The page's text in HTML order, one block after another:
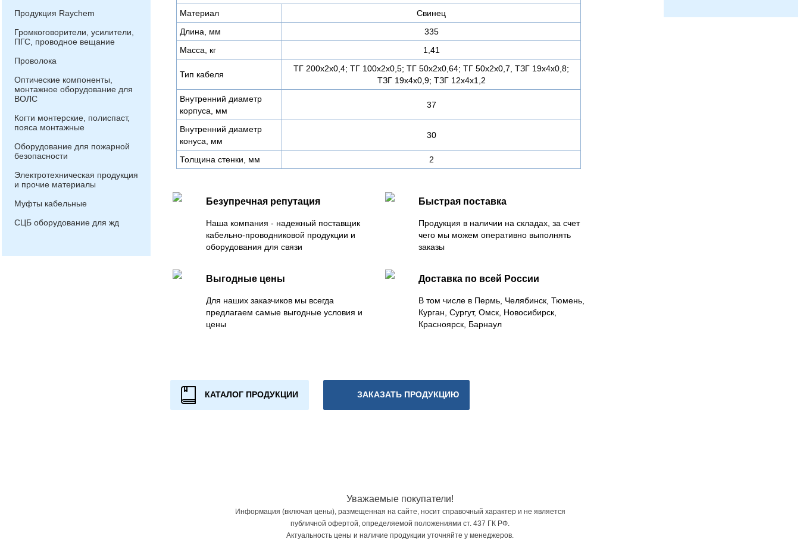
Продукция Raychem
Громкоговорители, усилители,
ПГС, проводное вещание
Проволока
Оптические компоненты,
монтажное оборудование для
ВОЛС
Когти монтерские, полиспаст,
пояса монтажные
Оборудование для пожарной
безопасности
Электротехническая продукция
и прочие материалы
Муфты кабельные
СЦБ оборудование для жд
Материал
Свинец
Длина, мм
335
Масса, кг
1,41
Тип кабеля
ТГ 200х2х0,4; ТГ 100х2х0,5; ТГ 50х2х0,64; ТГ 50х2х0,7, ТЗГ 19х4х0,8;
ТЗГ 19х4х0,9; ТЗГ 12х4х1,2
Внутренний диаметр
корпуса, мм
37
Внутренний диаметр
конуса, мм
30
Толщина стенки, мм 2
Безупречная репутация
Наша компания - надежный поставщик
кабельно-проводниковой продукции и
оборудования для связи
Быстрая поставка
Продукция в наличии на складах, за счет
чего мы можем оперативно выполнять
заказы
Выгодные цены
Для наших заказчиков мы всегда
предлагаем самые выгодные условия и
цены
Доставка по всей России
В том числе в Пермь, Челябинск, Тюмень,
Курган, Сургут, Омск, Новосибирск,
Красноярск, Барнаул
КАТАЛОГ ПРОДУКЦИИ ЗАКАЗАТЬ ПРОДУКЦИЮ
Уважаемые покупатели!
Информация (включая цены), размещенная на сайте, носит справочный характер и не является
публичной офертой, определяемой положениями ст. 437 ГК РФ.
Актуальность цены и наличие продукции уточняйте у менеджеров.